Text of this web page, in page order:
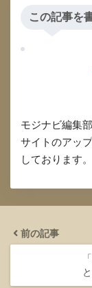
この記事を
モジナビ編集
サイトのアッ
しております。
前の記事